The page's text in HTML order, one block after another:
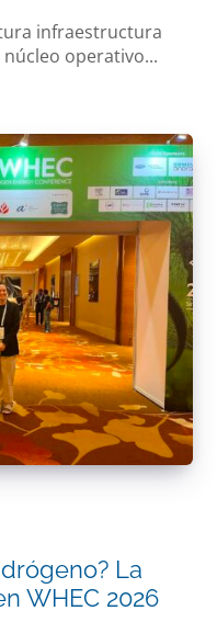
infraestructura
operativo...
La
WHEC 2026